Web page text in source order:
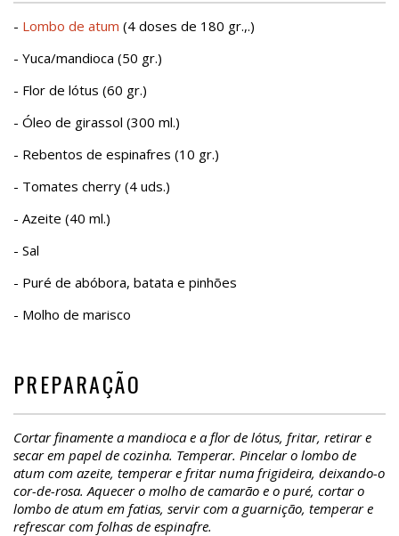
- Lombo de atum (4 doses de 180 gr.,.)
- Yuca/mandioca (50 gr.)
- Flor de lótus (60 gr.)
- Óleo de girassol (300 ml.)
- Rebentos de espinafres (10 gr.)
- Tomates cherry (4 uds.)
- Azeite (40 ml.)
- Sal
- Puré de abóbora, batata e pinhões
- Molho de marisco
PREPARAÇÃO
Cortar finamente a mandioca e a flor de lótus, fritar, retirar e
secar em papel de cozinha. Temperar. Pincelar o lombo de
atum com azeite, temperar e fritar numa frigideira, deixando-o
cor-de-rosa. Aquecer o molho de camarão e o puré, cortar o
lombo de atum em fatias, servir com a guarnição, temperar e
refrescar com folhas de espinafre.